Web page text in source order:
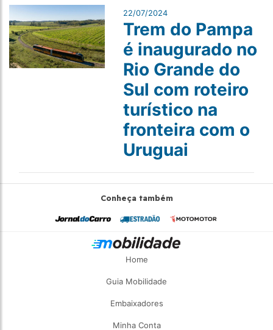
22/07/2024
Trem do Pampa
é inaugurado no
Rio Grande do
Sul com roteiro
turístico na
fronteira com o
Uruguai
Conheça também
Home
Guia Mobilidade
Embaixadores
Minha Conta